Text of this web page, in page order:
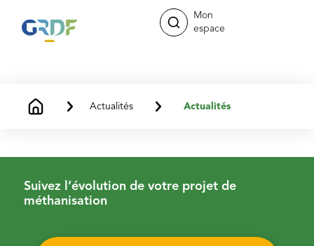
Mon
espace
Actualités Actualités
Suivez l’évolution de votre projet de
méthanisation